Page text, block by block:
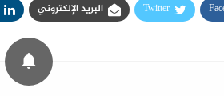
Twitter البريد الإلكتروني